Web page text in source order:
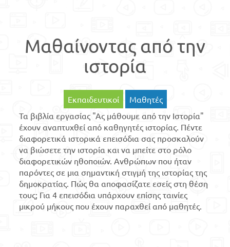
Μαθαίνοντας από την
ιστορία
Εκπαιδευτικοί
Μαθητές
Τα βιβλία εργασίας "Ας μάθουμε από την Ιστορία"
έχουν αναπτυχθεί από καθηγητές ιστορίας. Πέντε
διαφορετικά ιστορικά επεισόδια σας προσκαλούν
να βιώσετε την ιστορία και να μπείτε στο ρόλο
διαφορετικών ηθοποιών. Ανθρώπων που ήταν
παρόντες σε μια σημαντική στιγμή της ιστορίας της
δημοκρατίας. Πώς θα αποφασίζατε εσείς στη θέση
τους; Για 4 επεισόδια υπάρχουν επίσης ταινίες
μικρού μήκους που έχουν παραχθεί από μαθητές.